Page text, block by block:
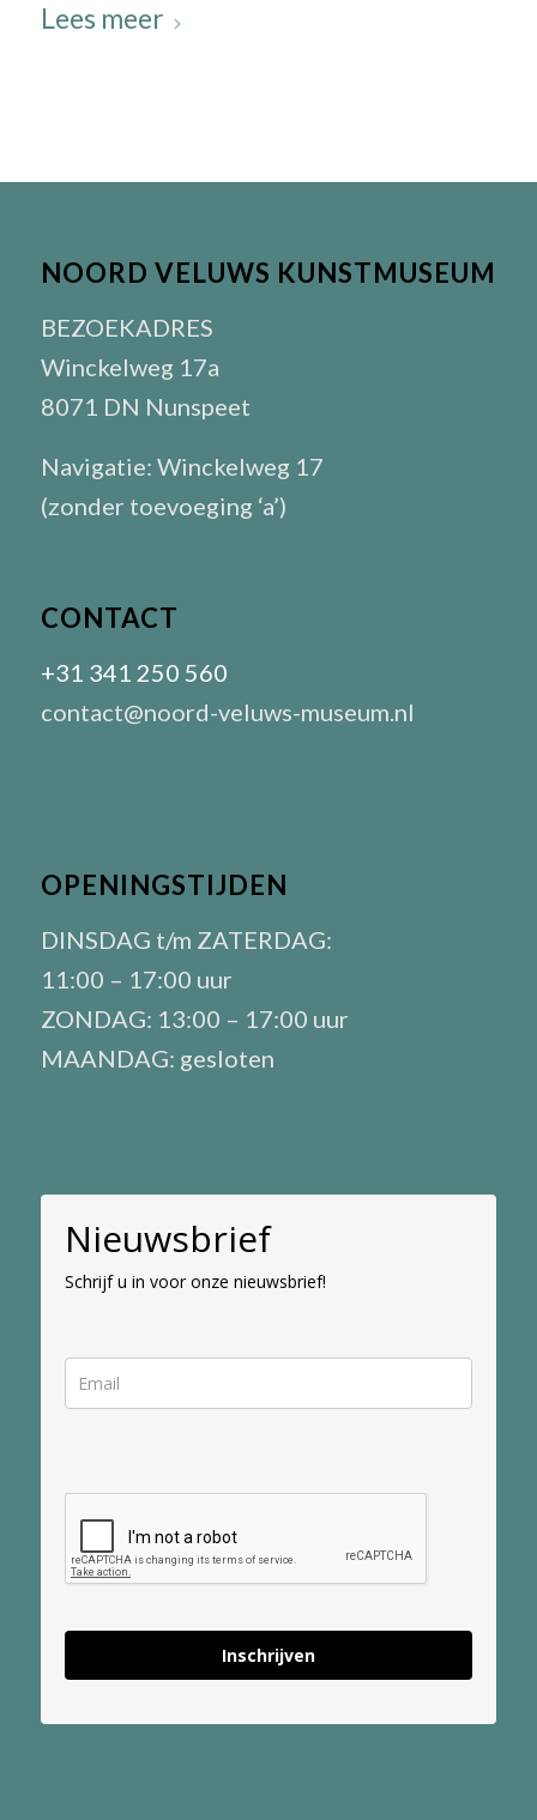
Lees meer
NOORD VELUWS KUNSTMUSEUM
BEZOEKADRES
Winckelweg 17a
8071 DN Nunspeet
Navigatie: Winckelweg 17
(zonder toevoeging ‘a’)
CONTACT
+31 341 250 560
contact@noord-veluws-museum.nl
OPENINGSTIJDEN
DINSDAG t/m ZATERDAG:
11:00 – 17:00 uur
ZONDAG: 13:00 – 17:00 uur
MAANDAG: gesloten
Nieuwsbrief
Schrijf u in voor onze nieuwsbrief!
Inschrijven